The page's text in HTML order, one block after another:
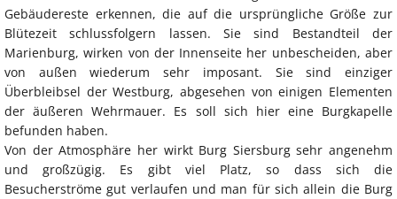
Gebäudereste erkennen, die auf die ursprüngliche Größe zur
Blütezeit schlussfolgern lassen. Sie sind Bestandteil der
Marienburg, wirken von der Innenseite her unbescheiden, aber
von außen wiederum sehr imposant. Sie sind einziger
Überbleibsel der Westburg, abgesehen von einigen Elementen
der äußeren Wehrmauer. Es soll sich hier eine Burgkapelle
befunden haben.
Von der Atmosphäre her wirkt Burg Siersburg sehr angenehm
und großzügig. Es gibt viel Platz, so dass sich die
Besucherströme gut verlaufen und man für sich allein die Burg